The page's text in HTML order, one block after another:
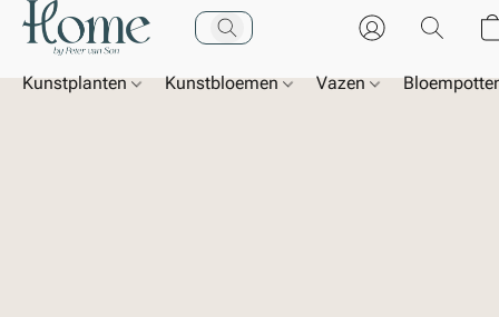
Kunstplanten Kunstbloemen Vazen